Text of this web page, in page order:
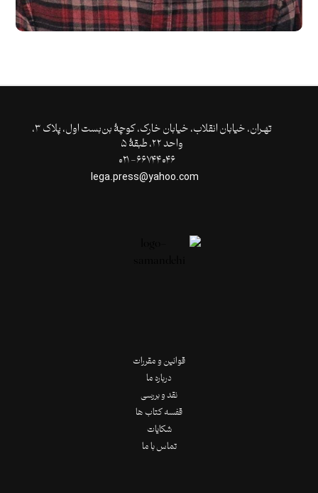
تهـران،‌ خیابان انقلاب، خیابان خارک، کوچۀ بن‌بست اول، پلاک ۳،
واحد ۲۲، طبقۀ ۵
قوانین و مقررات
درباره ما
نقد و بررسی
قفسه کتاب ها
شکایات
تماس با ما